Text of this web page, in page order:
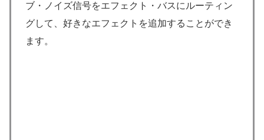
ブ・ノイズ信号をエフェクト・バスにルーティン
グして、好きなエフェクトを追加することができ
ます。